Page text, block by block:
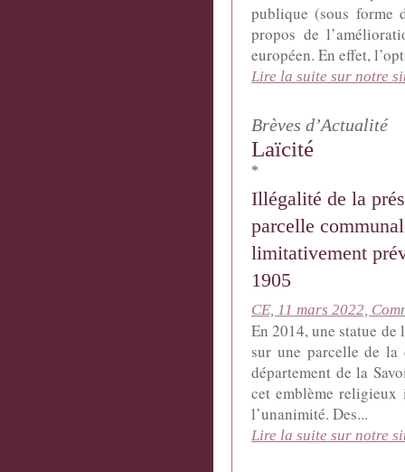
publique (sous forme
propos de
européen. En effet,
Lire la suite sur notre
Brèves d’Actualité
Laïcité
*
Illégalité de la
parcelle
limitativement
1905
CE, 11 mars 2022,
En 2014, une statue
sur une parcelle de la
département de la
cet emblème religieux
l’unanimité. Des...
Lire la suite sur notre